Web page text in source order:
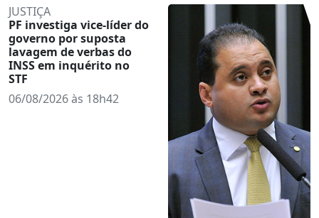
JUSTIÇA
PF investiga vice-líder do
governo por suposta
lavagem de verbas do
INSS em inquérito no
STF
06/08/2026 às 18h42